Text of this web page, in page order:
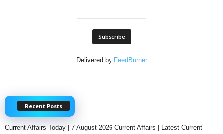
Delivered by FeedBurner
Recent Posts
Current Affairs Today | 7 August 2026 Current Affairs | Latest Current